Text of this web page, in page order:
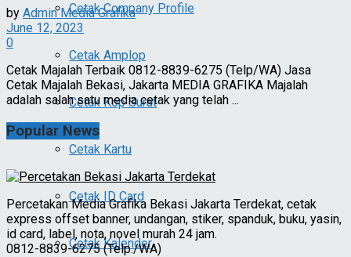
Cetak Company Profile
Cetak Amplop
Cetak Kop Surat
Cetak Kartu
Cetak ID Card
Cetak Kalender
by Admin Media Grafika
June 12, 2023
0
Cetak Majalah Terbaik 0812-8839-6275 (Telp/WA) Jasa
Cetak Majalah Bekasi, Jakarta MEDIA GRAFIKA Majalah
adalah salah satu media cetak yang telah ...
Popular News
Percetakan Media Grafika Bekasi Jakarta Terdekat, cetak
express offset banner, undangan, stiker, spanduk, buku, yasin,
id card, label, nota, novel murah 24 jam.
0812-8839-6275 (Telp./WA)